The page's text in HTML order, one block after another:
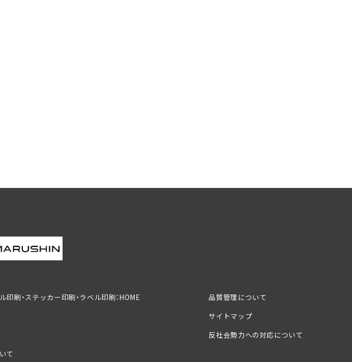
印刷・ステッカー印刷・ラベル印刷：HOME
て
品質管理について
サイトマップ
反社会勢力への対応について